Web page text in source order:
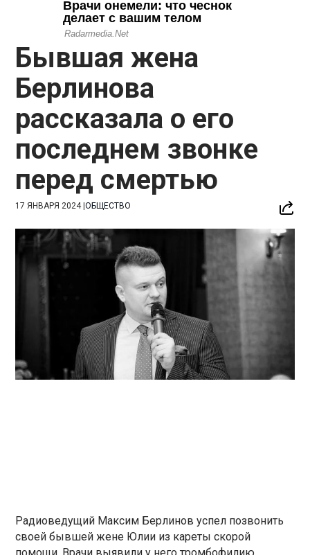
Бывшая жена
Берлинова
рассказала о его
последнем звонке
перед смертью
17 ЯНВАРЯ 2024|ОБЩЕСТВО
Радиоведущий Максим Берлинов успел позвонить
своей бывшей жене Юлии из кареты скорой